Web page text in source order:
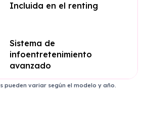
Incluida en el renting
Sistema de
infoentretenimiento
avanzado
pueden variar según el modelo y año.